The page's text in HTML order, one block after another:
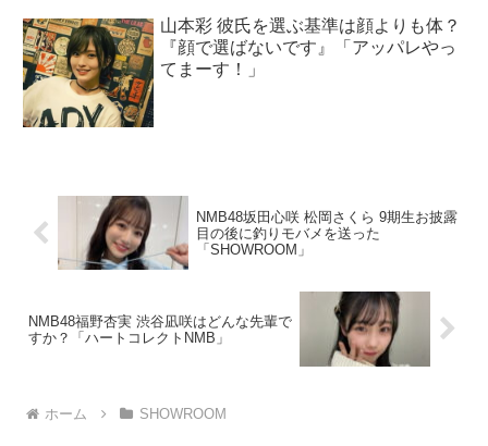
山本彩 彼氏を選ぶ基準は顔よりも体？
『顔で選ばないです』「アッパレやっ
てまーす！」
NMB48坂田心咲 松岡さくら 9期生お披露
目の後に釣りモバメを送った
「SHOWROOM」
NMB48福野杏実 渋谷凪咲はどんな先輩で
すか？「ハートコレクトNMB」
ホーム SHOWROOM